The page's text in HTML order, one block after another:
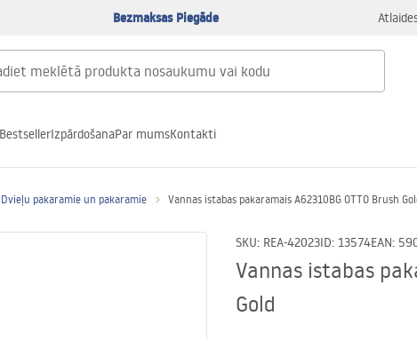
Bezmaksas Piegāde
BestsellerIzpārdošanaPar mumsKontakti
Dvieļu pakaramie un pakaramie Vannas istabas pakaramais A62310BG OTTO Brush
SKU: REA-42023ID: 13574EAN:
Vannas istabas
Gold